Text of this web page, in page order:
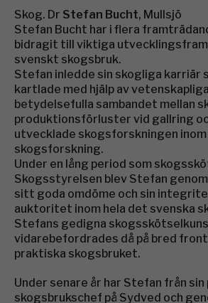
Skog. Dr Stefan Bucht, Mullsjö
Stefan Bucht har i flera
bidragit till viktiga
svenskt skogsbruk.
Stefan inledde sin skogliga karriär
kartlade med hjälp av
betydelsefulla sambandet mellan
produktionsförluster vid gallring
utvecklade skogsforskningen
skogsforskning.
Under en lång period som
Skogsstyrelsen blev Stefan genom
sitt goda omdöme och sin
auktoritet inom hela det svenska
Stefans gedigna
vidarebefordrades då på bred
praktiska skogsbruket.
Under senare år har Stefan från
skogsbrukschef på Sydved och